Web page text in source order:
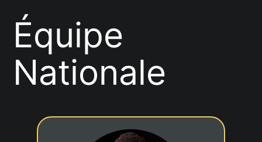
Équipe
Nationale